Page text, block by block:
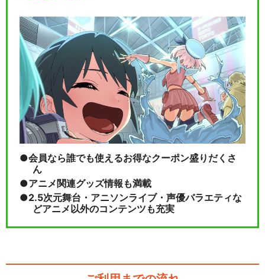
会員なら誰でも使えるお得なクーポン盛りだくさ
ん
アニメ関連グッズ情報も満載
2.5次元舞台・アニソンライブ・声優バラエティな
どアニメ以外のコンテンツも充実